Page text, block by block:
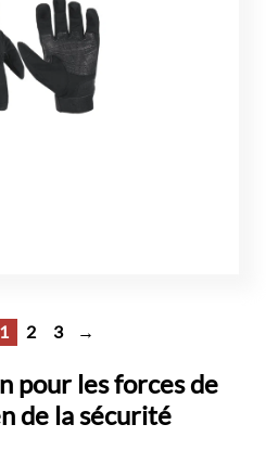
1 2 3 →
pour les forces de
de la sécurité